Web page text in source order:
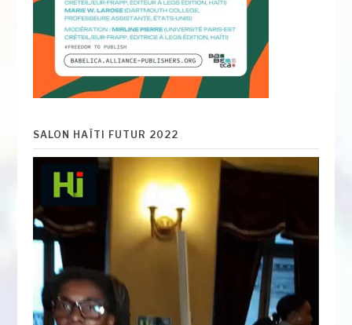
SALON HAÏTI FUTUR 2022